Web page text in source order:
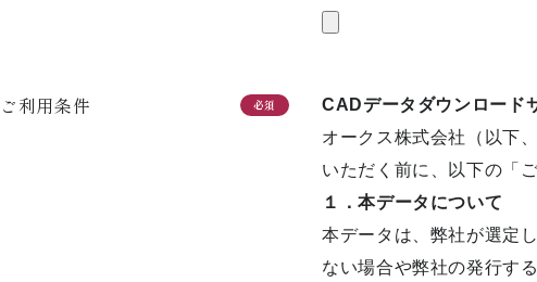
ご利用条件 必須
CADデータダウンロー
オークス株式会社（以下
いただく前に、以下の「
１．本データについて
本データは、弊社が選定
ない場合や弊社の発行す